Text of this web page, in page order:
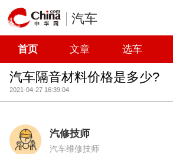
汽车
首页 文章 选车
汽车隔音材料价格是多少?
2021-04-27 16:39:04
汽修技师
汽车维修技师